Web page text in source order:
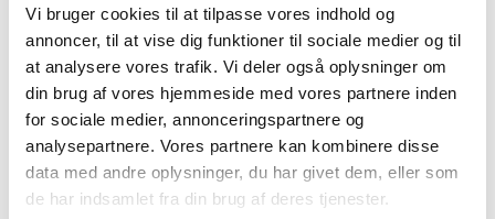
Vi bruger cookies til at tilpasse vores indhold og
annoncer, til at vise dig funktioner til sociale medier og til
at analysere vores trafik. Vi deler også oplysninger om
din brug af vores hjemmeside med vores partnere inden
for sociale medier, annonceringspartnere og
analysepartnere. Vores partnere kan kombinere disse
data med andre oplysninger, du har givet dem, eller som
de har indsamlet fra din brug af deres tjenester.
Leuprorelin-holdige depotlægemidler:
Anvisninger om rekonstitution og
administration bør følges nøje for at reducere
risikoen for håndteringsfejl, som kan…
|30. juli 2020|
Kære læger og sundhedspersonale, Efter aftale med Det